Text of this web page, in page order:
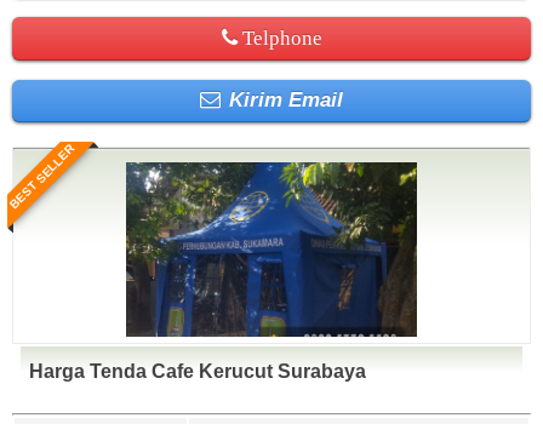
Telphone
Kirim Email
BEST SELLER
Harga Tenda Cafe Kerucut Surabaya